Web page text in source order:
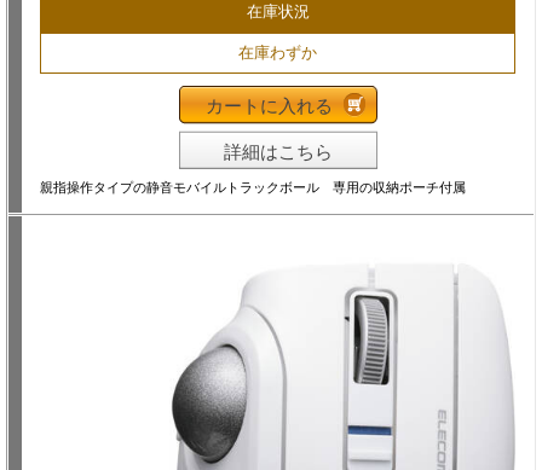
在庫状況
在庫わずか
カートに入れる
詳細はこちら
親指操作タイプの静音モバイルトラックボール 専用の収納ポーチ付属